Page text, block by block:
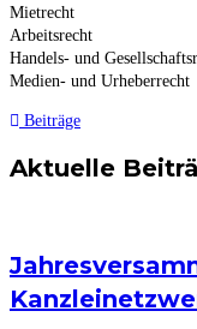
Mietrecht
Arbeitsrecht
Handels- und
Medien- und Urheberrecht
Beiträge
Aktuelle